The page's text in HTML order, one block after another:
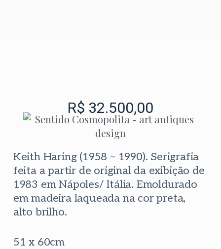
R$ 32.500,00
Keith Haring (1958 – 1990). Serigrafia
feita a partir de original da exibição de
1983 em Nápoles/ Itália. Emoldurado
em madeira laqueada na cor preta,
alto brilho.
51 x 60cm